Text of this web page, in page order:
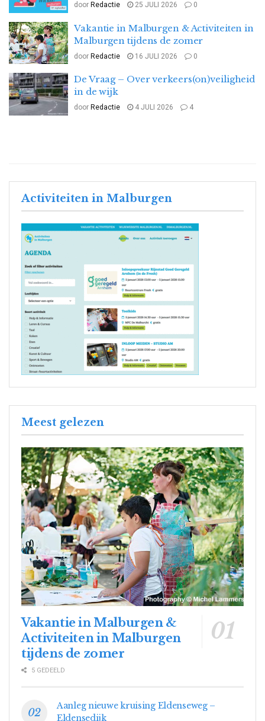
door Redactie 25 JULI 2026 0
Vakantie in Malburgen & Activiteiten in
Malburgen tijdens de zomer
door Redactie 16 JULI 2026 0
De Vraag – Over verkeers(on)veiligheid
in de wijk
door Redactie 4 JULI 2026 4
Activiteiten in Malburgen
Meest gelezen
Vakantie in Malburgen &
Activiteiten in Malburgen
tijdens de zomer
5 GEDEELD
Aanleg nieuwe kruising Eldenseweg –
Eldensedijk